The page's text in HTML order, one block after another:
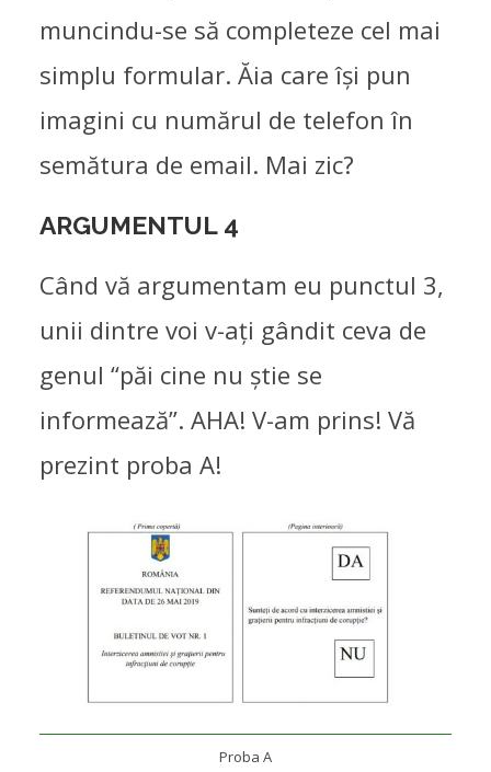
muncindu-se să completeze cel mai
simplu formular. Ăia care își pun
imagini cu numărul de telefon în
semătura de email. Mai zic?
ARGUMENTUL 4
Când vă argumentam eu punctul 3,
unii dintre voi v-ați gândit ceva de
genul “păi cine nu știe se
informează”. AHA! V-am prins! Vă
prezint proba A!
Proba A